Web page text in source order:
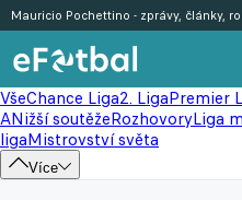
VšeChance Liga2. LigaPremier
ANižší soutěžeRozhovoryLiga
ligaMistrovství světa
Více
Mauricio Pochettino - zprávy, články,